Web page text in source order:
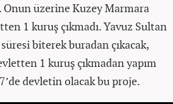
üzerine Kuzey Marmara
1 kuruş çıkmadı. Yavuz Sultan
biterek buradan çıkacak,
1 kuruş çıkmadan yapım
devletin olacak bu proje.